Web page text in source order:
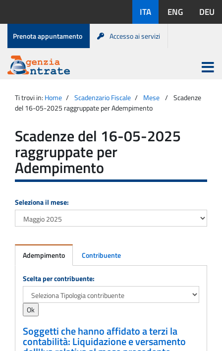
contenuto
disponibili:
ITA ENG DEU
Menu
di
servizio
Prenota appuntamento Accesso ai servizi
Agenzia
Entrate
Apri
menu
principale
Ti trovi in: Home Scadenzario Fiscale Mese
Scadenze
del 16-05-2025 raggruppate per Adempimento
Scadenze del 16-05-2025
raggruppate per
Adempimento
Seleziona il mese:
Adempimento Contribuente
Adempimento
Scelta per contribuente:
Soggetti che hanno affidato a terzi la
contabilità: Liquidazione e versamento